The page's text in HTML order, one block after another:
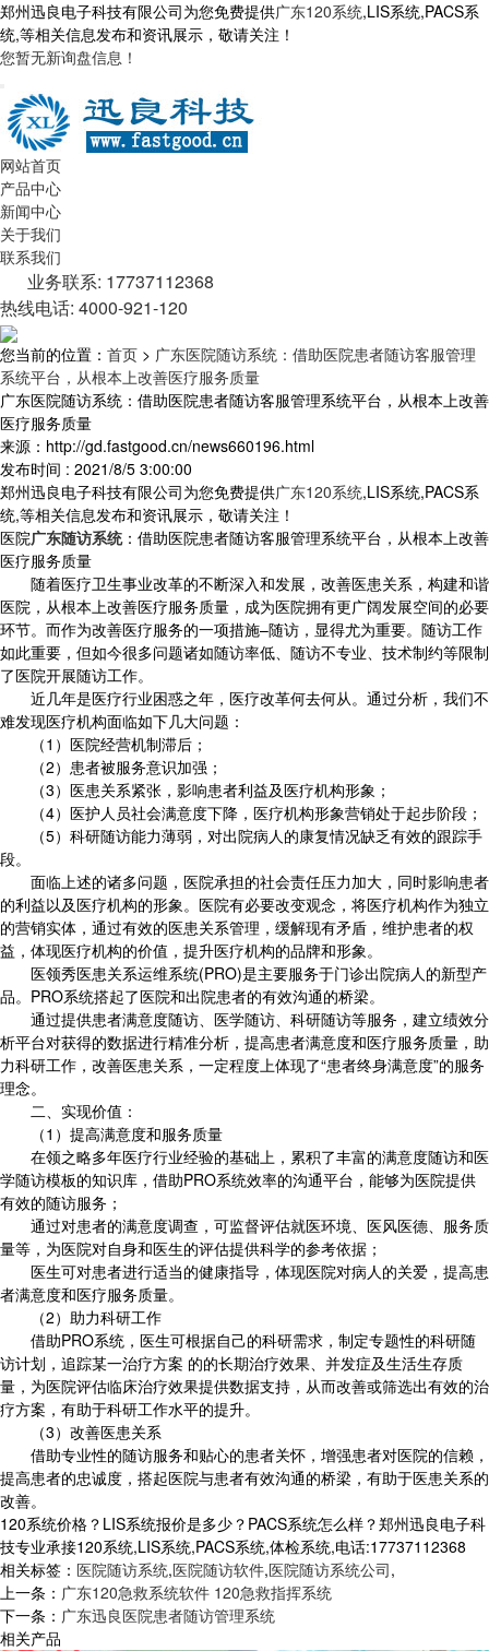
郑州迅良电子科技有限公司为您免费提供广东120系统,LIS系统,PACS系
统,等相关信息发布和资讯展示，敬请关注！
您暂无新询盘信息！
网站首页
产品中心
新闻中心
关于我们
联系我们
业务联系: 17737112368
热线电话: 4000-921-120
您当前的位置： 首页 > 广东医院随访系统：借助医院患者随访客服管理
系统平台，从根本上改善医疗服务质量
广东医院随访系统：借助医院患者随访客服管理系统平台，从根本上改善
医疗服务质量
来源：http://gd.fastgood.cn/news660196.html
发布时间 : 2021/8/5 3:00:00
郑州迅良电子科技有限公司为您免费提供广东120系统,LIS系统,PACS系
统,等相关信息发布和资讯展示，敬请关注！
医院广东随访系统：借助医院患者随访客服管理系统平台，从根本上改善
医疗服务质量
随着医疗卫生事业改革的不断深入和发展，改善医患关系，构建和谐
医院，从根本上改善医疗服务质量，成为医院拥有更广阔发展空间的必要
环节。而作为改善医疗服务的一项措施–随访，显得尤为重要。随访工作
如此重要，但如今很多问题诸如随访率低、随访不专业、技术制约等限制
了医院开展随访工作。
近几年是医疗行业困惑之年，医疗改革何去何从。通过分析，我们不
难发现医疗机构面临如下几大问题：
（1）医院经营机制滞后；
（2）患者被服务意识加强；
（3）医患关系紧张，影响患者利益及医疗机构形象；
（4）医护人员社会满意度下降，医疗机构形象营销处于起步阶段；
（5）科研随访能力薄弱，对出院病人的康复情况缺乏有效的跟踪手
段。
面临上述的诸多问题，医院承担的社会责任压力加大，同时影响患者
的利益以及医疗机构的形象。医院有必要改变观念，将医疗机构作为独立
的营销实体，通过有效的医患关系管理，缓解现有矛盾，维护患者的权
益，体现医疗机构的价值，提升医疗机构的品牌和形象。
医领秀医患关系运维系统(PRO)是主要服务于门诊出院病人的新型产
品。PRO系统搭起了医院和出院患者的有效沟通的桥梁。
通过提供患者满意度随访、医学随访、科研随访等服务，建立绩效分
析平台对获得的数据进行精准分析，提高患者满意度和医疗服务质量，助
力科研工作，改善医患关系，一定程度上体现了“患者终身满意度”的服务
理念。
二、实现价值：
（1）提高满意度和服务质量
在领之略多年医疗行业经验的基础上，累积了丰富的满意度随访和医
学随访模板的知识库，借助PRO系统效率的沟通平台，能够为医院提供
有效的随访服务；
通过对患者的满意度调查，可监督评估就医环境、医风医德、服务质
量等，为医院对自身和医生的评估提供科学的参考依据；
医生可对患者进行适当的健康指导，体现医院对病人的关爱，提高患
者满意度和医疗服务质量。
（2）助力科研工作
借助PRO系统，医生可根据自己的科研需求，制定专题性的科研随
访计划，追踪某一治疗方案 的的长期治疗效果、并发症及生活生存质
量，为医院评估临床治疗效果提供数据支持，从而改善或筛选出有效的治
疗方案，有助于科研工作水平的提升。
（3）改善医患关系
借助专业性的随访服务和贴心的患者关怀，增强患者对医院的信赖，
提高患者的忠诚度，搭起医院与患者有效沟通的桥梁，有助于医患关系的
改善。
120系统价格？LIS系统报价是多少？PACS系统怎么样？郑州迅良电子科
技专业承接120系统,LIS系统,PACS系统,体检系统,电话:17737112368
相关标签： 医院随访系统,医院随访软件,医院随访系统公司,
上一条： 广东120急救系统软件 120急救指挥系统
下一条： 广东迅良医院患者随访管理系统
相关产品